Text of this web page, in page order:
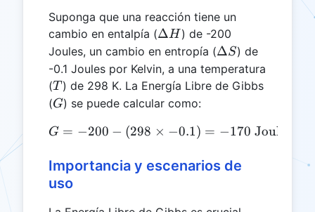
Suponga que una reacción tiene un
cambio en entalpía (ΔH
ΔH ) de -200
Joules, un cambio en entropía (ΔS
ΔS) de
-0.1 Joules por Kelvin, a una temperatura
(T
T ) de 298 K. La Energía Libre de Gibbs
(G
G) se puede calcular como:
G = -200 - (298 \times -
G = −200 − (298 × −0.1) = −170 Joules
Importancia y escenarios de
uso